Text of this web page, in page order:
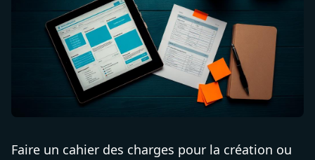
Faire un cahier des charges pour la création ou